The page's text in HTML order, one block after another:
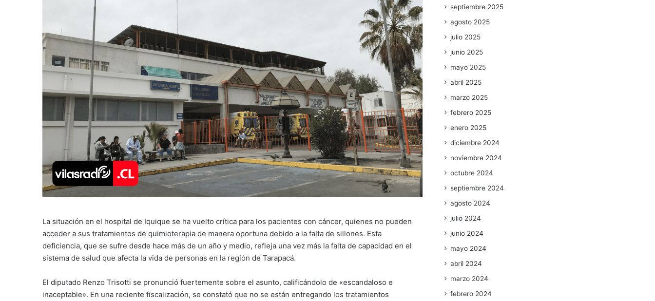
La situación en el hospital de Iquique se ha vuelto crítica para los pacientes con cáncer, quienes no pueden
acceder a sus tratamientos de quimioterapia de manera oportuna debido a la falta de sillones. Esta
deficiencia, que se sufre desde hace más de un año y medio, refleja una vez más la falta de capacidad en el
sistema de salud que afecta la vida de personas en la región de Tarapacá.
El diputado Renzo Trisotti se pronunció fuertemente sobre el asunto, calificándolo de «escandaloso e
inaceptable». En una reciente fiscalización, se constató que no se están entregando los tratamientos
septiembre 2025
agosto 2025
julio 2025
junio 2025
mayo 2025
abril 2025
marzo 2025
febrero 2025
enero 2025
diciembre 2024
noviembre 2024
octubre 2024
septiembre 2024
agosto 2024
julio 2024
junio 2024
mayo 2024
abril 2024
marzo 2024
febrero 2024